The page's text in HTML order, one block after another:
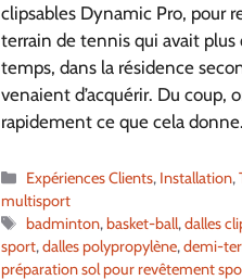
clipsables Dynamic Pro, pour
terrain de tennis qui avait plus
temps, dans la résidence
venaient d’acquérir. Du coup,
rapidement ce que cela
Catégories
Expériences Clients, Installation,
multisport
Étiquettes
badminton,basket-ball,dalles
sport,dalles polypropylène,demi-
préparation sol pour revêtement